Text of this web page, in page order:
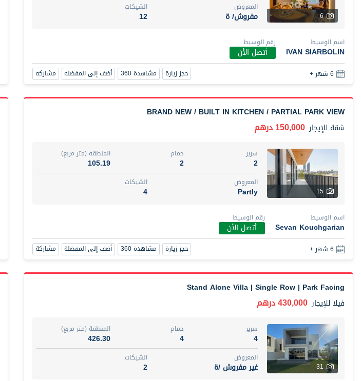
6
المعروض
مفروش/ ة
الشيكات
12
اسم الوسيط
IVAN SIARBOLIN
رقم الوسيط
أتصل الأن
6 شهر + حجز زيارة مشاهدة 360 أضف إلى المفضلة مشاركة
BRAND NEW / BUILT IN KITCHEN / PARTIAL PARK VIEW
شقة للإيجار 150,000 درهم
15
سرير
2
حمام
2
المنطقة (متر مربع)
105.19
المعروض
Partly
الشيكات
4
اسم الوسيط
Sevan Kouchgarian
رقم الوسيط
أتصل الأن
6 شهر + حجز زيارة مشاهدة 360 أضف إلى المفضلة مشاركة
Stand Alone Villa | Single Row | Park Facing
فيلا للإيجار 430,000 درهم
31
سرير
4
حمام
4
المنطقة (متر مربع)
426.30
المعروض
غير مفروش /ة
الشيكات
2